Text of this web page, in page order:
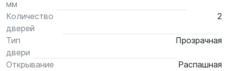
мм
Количество
дверей
2
Тип
двери
Прозрачная
Открывание
Распашная